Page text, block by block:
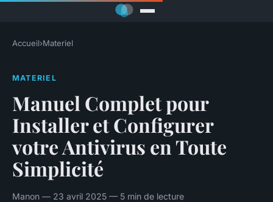
Accueil›Materiel
MATERIEL
Manuel Complet pour
Installer et Configurer
votre Antivirus en Toute
Simplicité
Manon — 23 avril 2025 — 5 min de lecture